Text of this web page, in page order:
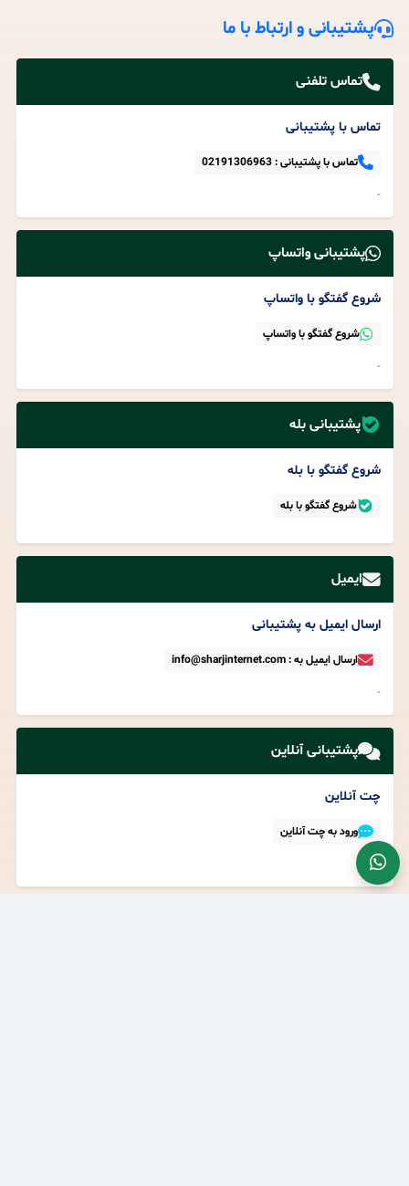
پشتیبانی و ارتباط با ما
تماس تلفنی
تماس با پشتیبانی
تماس با پشتیبانی :02191306963
-
پشتیبانی واتساپ
شروع گفتگو با واتساپ
شروع گفتگو با واتساپ
-
پشتیبانی بله
شروع گفتگو با بله
شروع گفتگو با بله
ایمیل
ارسال ایمیل به پشتیبانی
ارسال ایمیل به : info@sharjinternet.com
-
پشتیبانی آنلاین
چت آنلاین
ورود به چت آنلاین
-